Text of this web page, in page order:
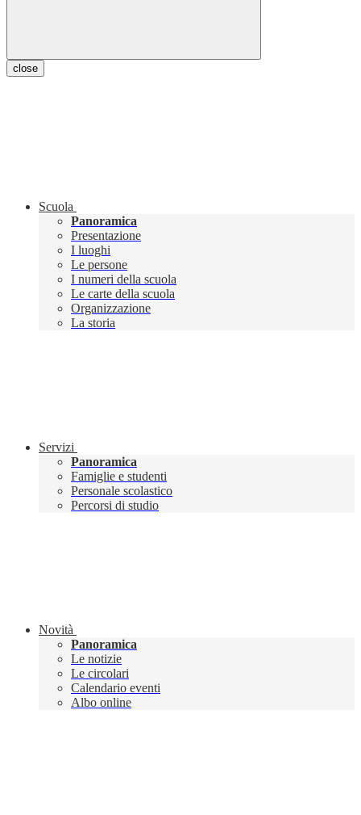
close
Scuola
Panoramica
Presentazione
I luoghi
Le persone
I numeri della scuola
Le carte della scuola
Organizzazione
La storia
Servizi
Panoramica
Famiglie e studenti
Personale scolastico
Percorsi di studio
Novità
Panoramica
Le notizie
Le circolari
Calendario eventi
Albo online